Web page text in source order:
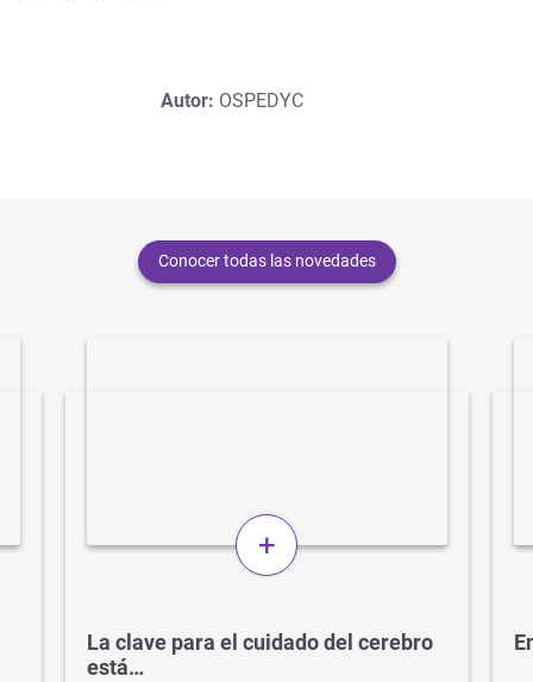
Autor: OSPEDYC
Conocer todas las novedades
+
La clave para el cuidado del cerebro
está…